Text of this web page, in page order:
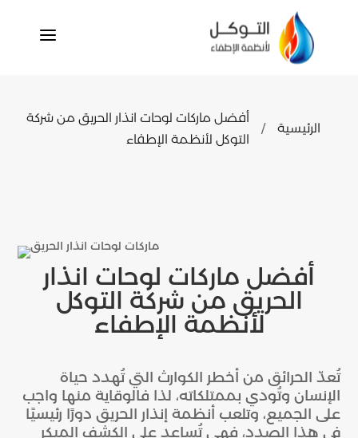
a
الرئيسية /
أفضل ماركات لوحات انذار الحريق من شركة
التوكل لأنظمة الإطفاء
أفضل ماركات لوحات انذار
الحريق من شركة التوكل
لأنظمة الإطفاء
تُعدّ الحرائق من أخطر الكوارث التي تُهدد حياة
الإنسان وتُودي بممتلكاته، لذا فالوقاية منها واجب
على الجميع، وتلعب أنظمة إنذار الحريق دورًا رئيسيًا
في هذا الصدد، فهي تُساعد على الكشف المبكر